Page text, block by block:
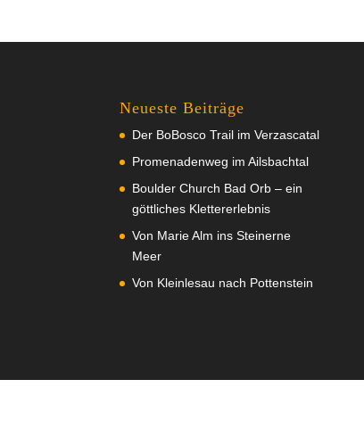
Neueste Beiträge
Der BoBosco Trail im Verzascatal
Promenadenweg im Ailsbachtal
Boulder Church Bad Orb – ein
göttliches Klettererlebnis
Von Marie Alm ins Steinerne
Meer
Von Kleinlesau nach Pottenstein